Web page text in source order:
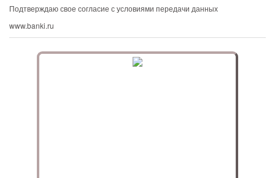
Подтверждаю свое согласие с условиями передачи данных
www.banki.ru